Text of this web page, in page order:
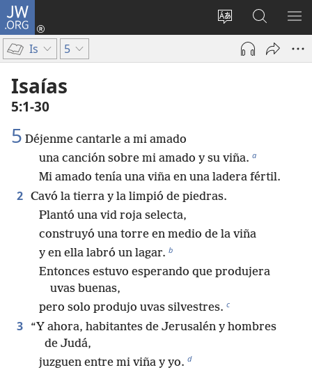
JW.ORG
Cambiar
idioma
del sitio
Iniciar
sesión
en
jw.org
Is 5
Isaías
5:1-30
5 Déjenme cantarle a mi amado
una canción sobre mi amado y su viña. a
Mi amado tenía una viña en una ladera fértil.
2 Cavó la tierra y la limpió de piedras.
Plantó una vid roja selecta,
construyó una torre en medio de la viña
y en ella labró un lagar. b
Entonces estuvo esperando que produjera
uvas buenas,
pero solo produjo uvas silvestres. c
3
“Y ahora, habitantes de Jerusalén y hombres
de Judá,
juzguen entre mi viña y yo. d